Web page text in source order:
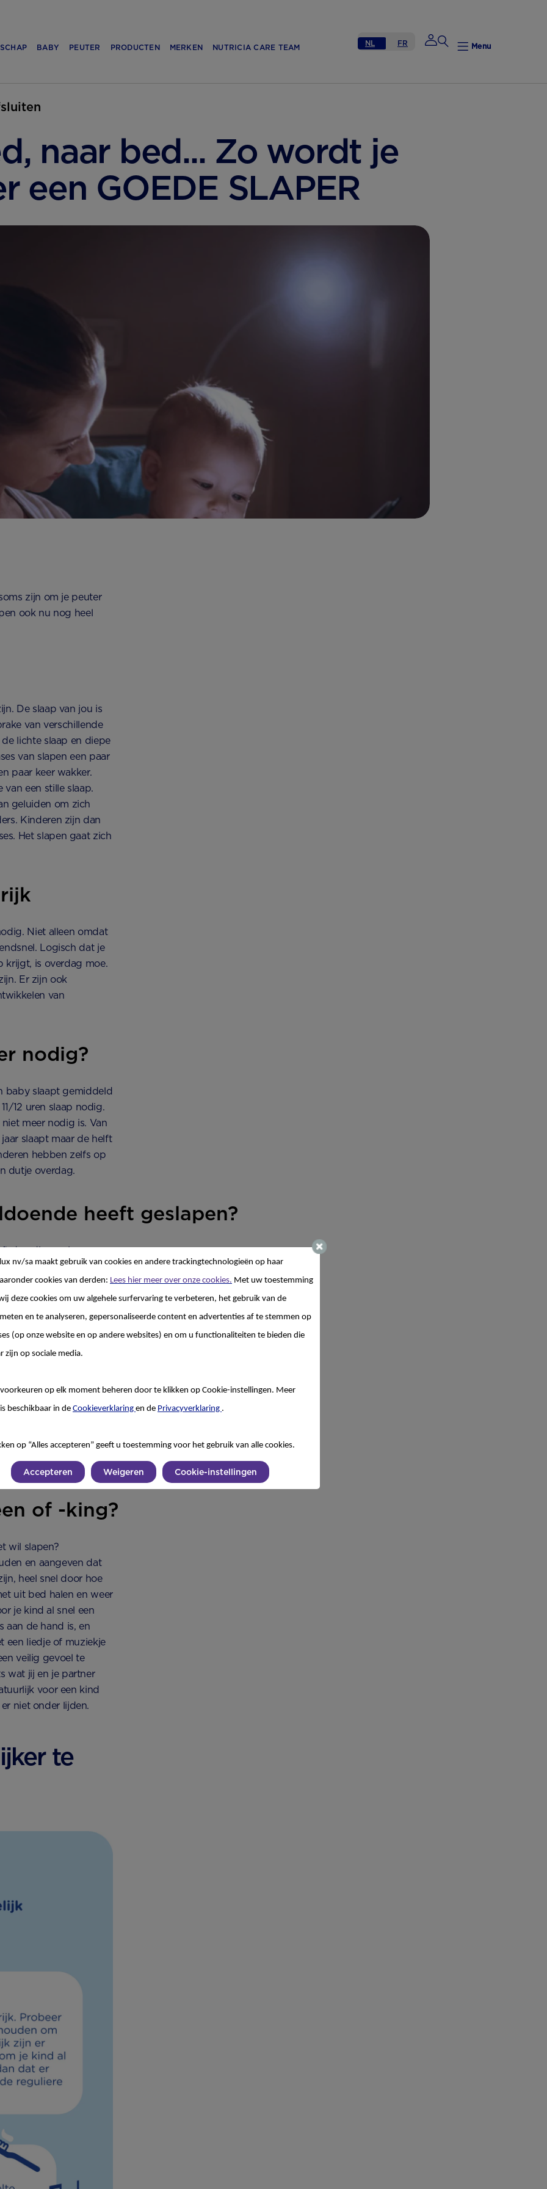
BABY PEUTER PRODUCTEN MERKEN NUTRICIA CARE TEAM NL FR Menu
naar bed... Zo wordt je
een GOEDE SLAPER
zijn om je peuter
ook nu nog heel
De slaap van jou is
van verschillende
lichte slaap en diepe
van slapen een paar
paar keer wakker.
van een stille slaap.
geluiden om zich
Kinderen zijn dan
Het slapen gaat zich
Niet alleen omdat
Logisch dat je
krijgt, is overdag moe.
Er zijn ook
van
nodig?
baby slaapt gemiddeld
12 uren slaap nodig.
meer nodig is. Van
slaapt maar de helft
hebben zelfs op
dutje overdag.
heeft geslapen?
dan die van je
waarop je kunt
wakker?
en vakantie
een ontbijt?
’s nachts te weinig
overdag. Soms wordt
of -king?
wil slapen?
en aangeven dat
heel snel door hoe
uit bed halen en weer
je kind al snel een
aan de hand is, en
een liedje of muziekje
veilig gevoel te
wat jij en je partner
voor een kind
niet onder lijden.
te
nv/sa maakt gebruik van cookies en andere trackingtechnologieën op haar
cookies van derden: Lees hier meer over onze cookies. Met uw toestemming
deze cookies om uw algehele surfervaring te verbeteren, het gebruik van de
en te analyseren, gepersonaliseerde content en advertenties af te stemmen op
(op onze website en op andere websites) en om u functionaliteiten te bieden die
zijn op sociale media.
op elk moment beheren door te klikken op Cookie-instellingen. Meer
beschikbaar in de Cookieverklaring en de Privacyverklaring .
op “Alles accepteren” geeft u toestemming voor het gebruik van alle cookies.
Accepteren Weigeren Cookie-instellingen